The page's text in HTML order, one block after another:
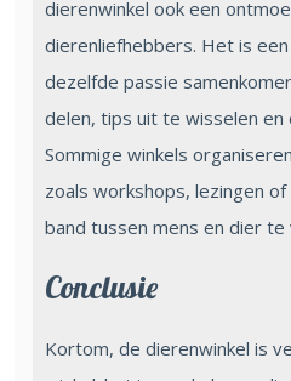
dierenwinkel ook een
dierenliefhebbers. Het is
dezelfde passie
delen, tips uit te wisselen en
Sommige winkels
zoals workshops, lezingen
band tussen mens en dier
Conclusie
Kortom, de dierenwinkel is